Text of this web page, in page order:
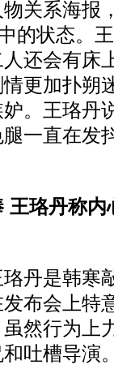
系海报
的状态。
还会有床
更加扑朔
。王珞丹
一直在发
王珞丹称内
是韩寒
布会上特
然行为上
吐槽导演